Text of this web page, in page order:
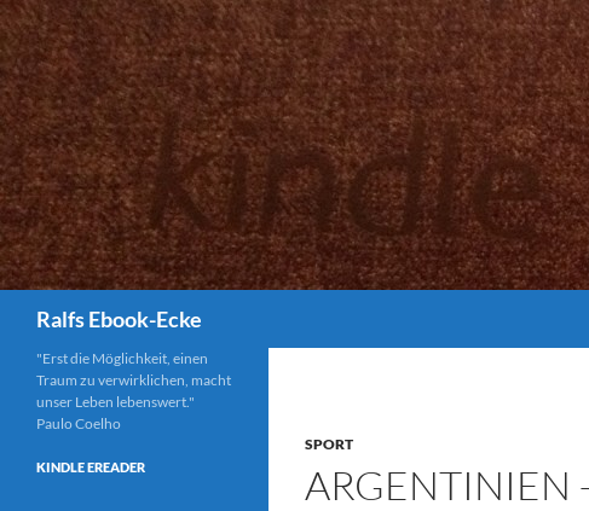
Ralfs Ebook-Ecke
SPORT
ARGENTINIEN
"Erst die Möglichkeit, einen
Traum zu verwirklichen, macht
unser Leben lebenswert."
Paulo Coelho
KINDLE EREADER